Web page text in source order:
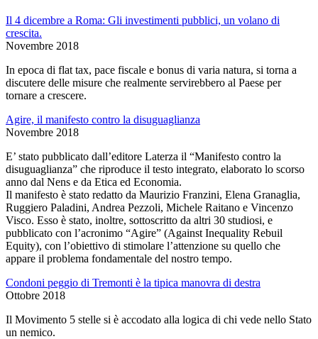
Il 4 dicembre a Roma: Gli investimenti pubblici, un volano di
crescita.
Novembre 2018
In epoca di flat tax, pace fiscale e bonus di varia natura, si torna a
discutere delle misure che realmente servirebbero al Paese per
tornare a crescere.
Agire, il manifesto contro la disuguaglianza
Novembre 2018
E’ stato pubblicato dall’editore Laterza il “Manifesto contro la
disuguaglianza” che riproduce il testo integrato, elaborato lo scorso
anno dal Nens e da Etica ed Economia.
Il manifesto è stato redatto da Maurizio Franzini, Elena Granaglia,
Ruggiero Paladini, Andrea Pezzoli, Michele Raitano e Vincenzo
Visco. Esso è stato, inoltre, sottoscritto da altri 30 studiosi, e
pubblicato con l’acronimo “Agire” (Against Inequality Rebuil
Equity), con l’obiettivo di stimolare l’attenzione su quello che
appare il problema fondamentale del nostro tempo.
Condoni peggio di Tremonti è la tipica manovra di destra
Ottobre 2018
Il Movimento 5 stelle si è accodato alla logica di chi vede nello Stato
un nemico.